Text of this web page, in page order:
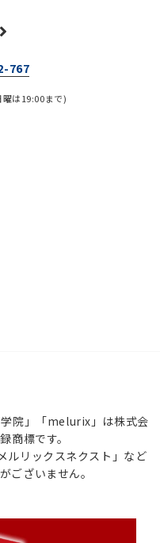
767
は19:00まで)
院」「melurix」は株式会
商標です。
ルリックスネクスト」など
ございません。